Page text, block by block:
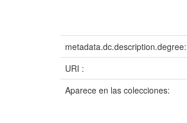
metadata.dc.description.degree:
URI :
Aparece en las colecciones: